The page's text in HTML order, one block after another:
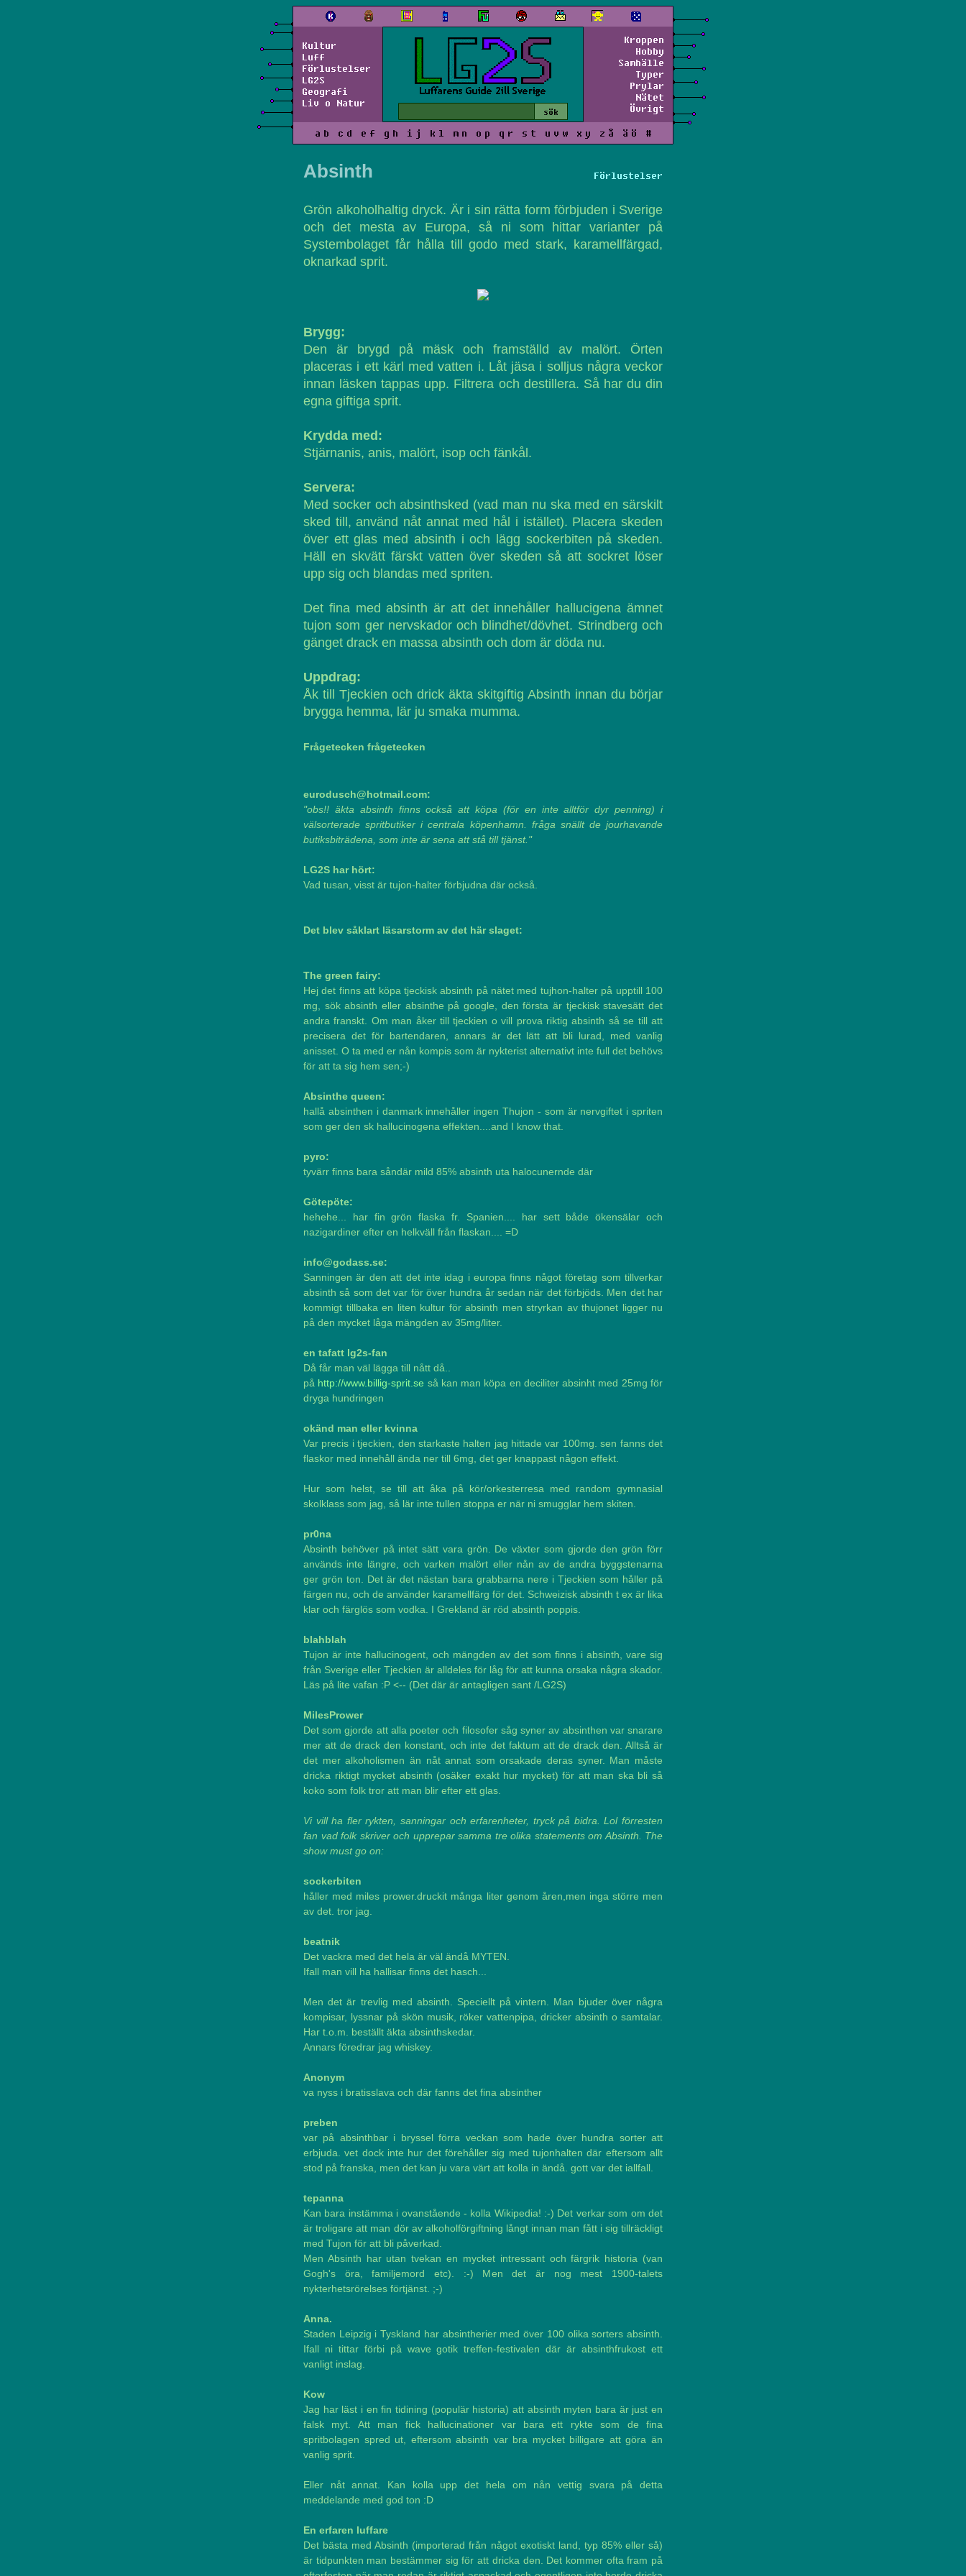
Kultur
Luff
Förlustelser
LG2S
Geografi
Liv o Natur
Kroppen
Hobby
Samhälle
Typer
Prylar
Nätet
Övrigt
a b c d e f g h i j k l m n o p q r s t u v w x y z å ä ö #
Förlustelser
Absinth
Grön alkoholhaltig dryck. Är i sin rätta form förbjuden i Sverige
och det mesta av Europa, så ni som hittar varianter på
Systembolaget får hålla till godo med stark, karamellfärgad,
oknarkad sprit.
Brygg:
Den är brygd på mäsk och framställd av malört. Örten
placeras i ett kärl med vatten i. Låt jäsa i solljus några veckor
innan läsken tappas upp. Filtrera och destillera. Så har du din
egna giftiga sprit.
Krydda med:
Stjärnanis, anis, malört, isop och fänkål.
Servera:
Med socker och absinthsked (vad man nu ska med en särskilt
sked till, använd nåt annat med hål i istället). Placera skeden
över ett glas med absinth i och lägg sockerbiten på skeden.
Häll en skvätt färskt vatten över skeden så att sockret löser
upp sig och blandas med spriten.
Det fina med absinth är att det innehåller hallucigena ämnet
tujon som ger nervskador och blindhet/dövhet. Strindberg och
gänget drack en massa absinth och dom är döda nu.
Uppdrag:
Åk till Tjeckien och drick äkta skitgiftig Absinth innan du börjar
brygga hemma, lär ju smaka mumma.
Frågetecken frågetecken
eurodusch@hotmail.com:
"obs!! äkta absinth finns också att köpa (för en inte alltför dyr penning) i
välsorterade spritbutiker i centrala köpenhamn. fråga snällt de jourhavande
butiksbiträdena, som inte är sena att stå till tjänst."
LG2S har hört:
Vad tusan, visst är tujon-halter förbjudna där också.
Det blev såklart läsarstorm av det här slaget:
The green fairy:
Hej det finns att köpa tjeckisk absinth på nätet med tujhon-halter på upptill 100
mg, sök absinth eller absinthe på google, den första är tjeckisk stavesätt det
andra franskt. Om man åker till tjeckien o vill prova riktig absinth så se till att
precisera det för bartendaren, annars är det lätt att bli lurad, med vanlig
anisset. O ta med er nån kompis som är nykterist alternativt inte full det behövs
för att ta sig hem sen;-)
Absinthe queen:
hallå absinthen i danmark innehåller ingen Thujon - som är nervgiftet i spriten
som ger den sk hallucinogena effekten....and I know that.
pyro:
tyvärr finns bara såndär mild 85% absinth uta halocunernde där
Götepöte:
hehehe... har fin grön flaska fr. Spanien.... har sett både ökensälar och
nazigardiner efter en helkväll från flaskan.... =D
info@godass.se:
Sanningen är den att det inte idag i europa finns något företag som tillverkar
absinth så som det var för över hundra år sedan när det förbjöds. Men det har
kommigt tillbaka en liten kultur för absinth men stryrkan av thujonet ligger nu
på den mycket låga mängden av 35mg/liter.
en tafatt lg2s-fan
Då får man väl lägga till nått då..
på http://www.billig-sprit.se så kan man köpa en deciliter absinht med 25mg för
dryga hundringen
okänd man eller kvinna
Var precis i tjeckien, den starkaste halten jag hittade var 100mg. sen fanns det
flaskor med innehåll ända ner till 6mg, det ger knappast någon effekt.
Hur som helst, se till att åka på kör/orkesterresa med random gymnasial
skolklass som jag, så lär inte tullen stoppa er när ni smugglar hem skiten.
pr0na
Absinth behöver på intet sätt vara grön. De växter som gjorde den grön förr
används inte längre, och varken malört eller nån av de andra byggstenarna
ger grön ton. Det är det nästan bara grabbarna nere i Tjeckien som håller på
färgen nu, och de använder karamellfärg för det. Schweizisk absinth t ex är lika
klar och färglös som vodka. I Grekland är röd absinth poppis.
blahblah
Tujon är inte hallucinogent, och mängden av det som finns i absinth, vare sig
från Sverige eller Tjeckien är alldeles för låg för att kunna orsaka några skador.
Läs på lite vafan :P <-- (Det där är antagligen sant /LG2S)
MilesPrower
Det som gjorde att alla poeter och filosofer såg syner av absinthen var snarare
mer att de drack den konstant, och inte det faktum att de drack den. Alltså är
det mer alkoholismen än nåt annat som orsakade deras syner. Man måste
dricka riktigt mycket absinth (osäker exakt hur mycket) för att man ska bli så
koko som folk tror att man blir efter ett glas.
Vi vill ha fler rykten, sanningar och erfarenheter, tryck på bidra. Lol förresten
fan vad folk skriver och upprepar samma tre olika statements om Absinth. The
show must go on:
sockerbiten
håller med miles prower.druckit många liter genom åren,men inga större men
av det. tror jag.
beatnik
Det vackra med det hela är väl ändå MYTEN.
Ifall man vill ha hallisar finns det hasch...
Men det är trevlig med absinth. Speciellt på vintern. Man bjuder över några
kompisar, lyssnar på skön musik, röker vattenpipa, dricker absinth o samtalar.
Har t.o.m. beställt äkta absinthskedar.
Annars föredrar jag whiskey.
Anonym
va nyss i bratisslava och där fanns det fina absinther
preben
var på absinthbar i bryssel förra veckan som hade över hundra sorter att
erbjuda. vet dock inte hur det förehåller sig med tujonhalten där eftersom allt
stod på franska, men det kan ju vara värt att kolla in ändå. gott var det iallfall.
tepanna
Kan bara instämma i ovanstående - kolla Wikipedia! :-) Det verkar som om det
är troligare att man dör av alkoholförgiftning långt innan man fått i sig tillräckligt
med Tujon för att bli påverkad.
Men Absinth har utan tvekan en mycket intressant och färgrik historia (van
Gogh's öra, familjemord etc). :-) Men det är nog mest 1900-talets
nykterhetsrörelses förtjänst. ;-)
Anna.
Staden Leipzig i Tyskland har absintherier med över 100 olika sorters absinth.
Ifall ni tittar förbi på wave gotik treffen-festivalen där är absinthfrukost ett
vanligt inslag.
Kow
Jag har läst i en fin tidining (populär historia) att absinth myten bara är just en
falsk myt. Att man fick hallucinationer var bara ett rykte som de fina
spritbolagen spred ut, eftersom absinth var bra mycket billigare att göra än
vanlig sprit.
Eller nåt annat. Kan kolla upp det hela om nån vettig svara på detta
meddelande med god ton :D
En erfaren luffare
Det bästa med Absinth (importerad från något exotiskt land, typ 85% eller så)
är tidpunkten man bestämmer sig för att dricka den. Det kommer ofta fram på